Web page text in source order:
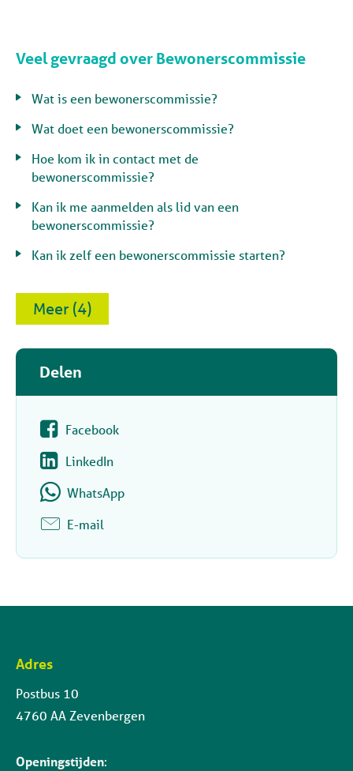
Veel gevraagd over Bewonerscommissie
Wat is een bewonerscommissie?
Wat doet een bewonerscommissie?
Hoe kom ik in contact met de
bewonerscommissie?
Kan ik me aanmelden als lid van een
bewonerscommissie?
Kan ik zelf een bewonerscommissie starten?
Meer (4)
Delen
Facebook
LinkedIn
WhatsApp
E-mail
Contactinformatie
Adres
Postbus 10
4760 AA Zevenbergen
Openingstijden: